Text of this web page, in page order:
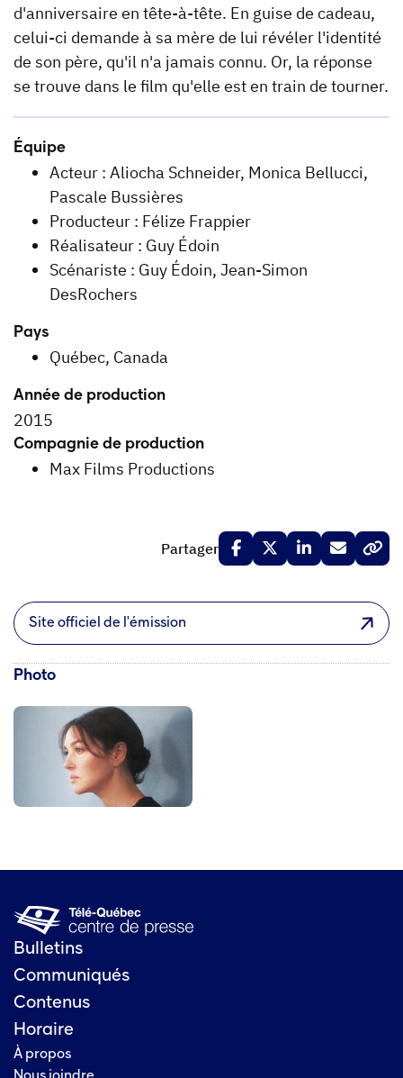
d'anniversaire en tête-à-tête. En guise de cadeau,
celui-ci demande à sa mère de lui révéler l'identité
de son père, qu'il n'a jamais connu. Or, la réponse
se trouve dans le film qu'elle est en train de tourner.
Équipe
Acteur : Aliocha Schneider, Monica Bellucci,
Pascale Bussières
Producteur : Félize Frappier
Réalisateur : Guy Édoin
Scénariste : Guy Édoin, Jean-Simon
DesRochers
Pays
Québec, Canada
Année de production
2015
Compagnie de production
Max Films Productions
Partager
Site officiel de l'émission
Photo
Bulletins
Communiqués
Contenus
Horaire
À propos